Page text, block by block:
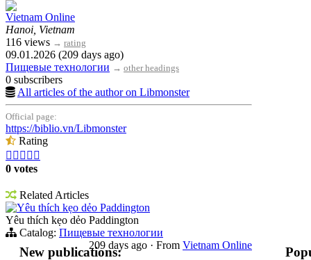
Vietnam Online
Hanoi, Vietnam
116 views → rating
09.01.2026 (209 days ago)
Пищевые технологии → other headings
0 subscribers
All articles of the author on Libmonster
Official page:
https://biblio.vn/Libmonster
Rating
    
0 votes
Related Articles
Yêu thích kẹo dẻo Paddington
Yêu thích kẹo dẻo Paddington
Catalog: Пищевые технологии
209 days ago · From Vietnam Online
New publications: